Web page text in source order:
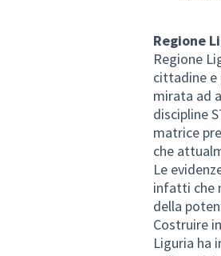
Regione
Regione
cittadine e
mirata ad
discipline
matrice
che
Le
infatti che
della
Costruire
Liguria ha